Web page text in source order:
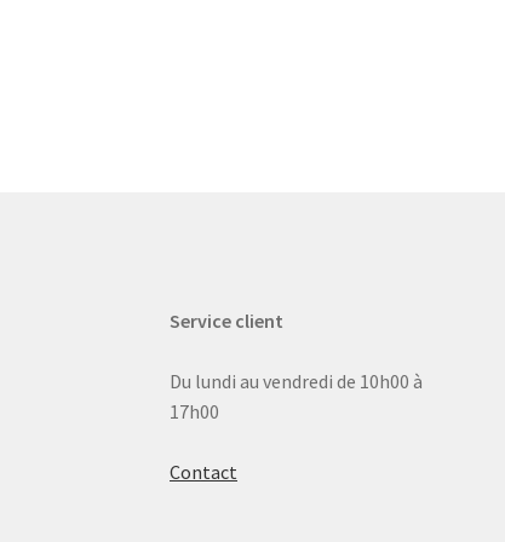
Service client
Du lundi au vendredi de 10h00 à
17h00
Contact